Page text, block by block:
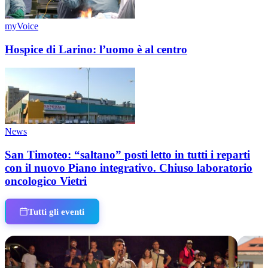
myVoice
Hospice di Larino: l’uomo è al centro
News
San Timoteo: “saltano” posti letto in tutti i reparti
con il nuovo Piano integrativo. Chiuso laboratorio
oncologico Vietri
Tutti gli eventi